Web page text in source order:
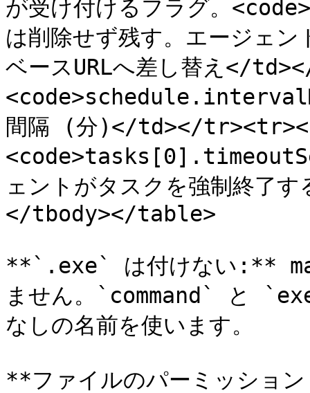
が受け付けるフラグ。
は削除せず残す。エージェ
ベースURLへ差し替え</
間隔 (分)</td></
ェントがタスクを強制終了
</tbody></table>
**`.exe` は付けない:**
ません。`command` と
なしの名前を使います。
**ファイルのパーミッショ